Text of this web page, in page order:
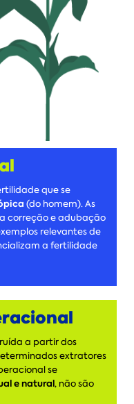
que se
(do homem). As
correção e adubação
relevantes de
a fertilidade
a partir dos
extratores
se
e natural, não são